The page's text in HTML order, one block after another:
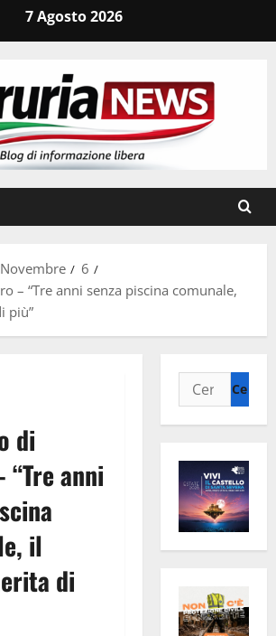
7 Agosto 2026
Novembre
6
– “Tre anni senza piscina comunale,
più”
di
anni
il
di
Ricerca
per: